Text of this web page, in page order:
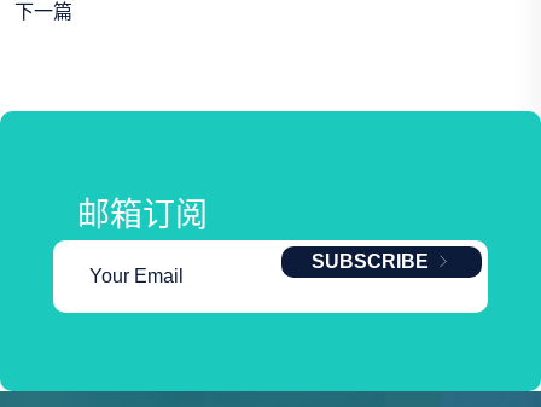
下一篇
邮箱订阅
SUBSCRIBE